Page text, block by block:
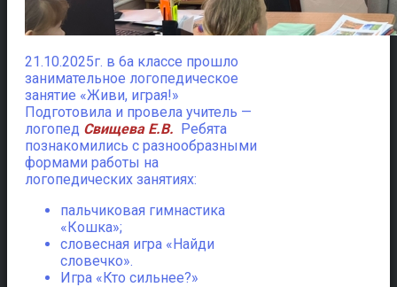
21.10.2025г. в 6а классе прошло
занимательное логопедическое
занятие «Живи, играя!»
Подготовила и провела учитель —
логопед Свищева Е.В. Ребята
познакомились с разнообразными
формами работы на
логопедических занятиях:
пальчиковая гимнастика
«Кошка»;
словесная игра «Найди
словечко».
Игра «Кто сильнее?»